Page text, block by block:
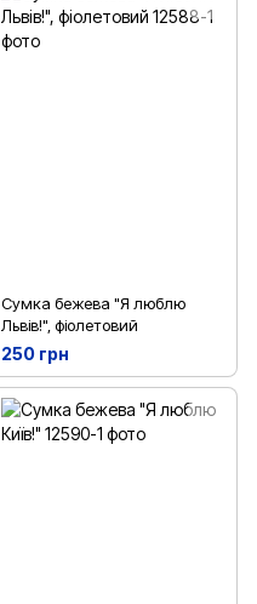
Сумка бежева "Я люблю
Львів!", фіолетовий
250 грн